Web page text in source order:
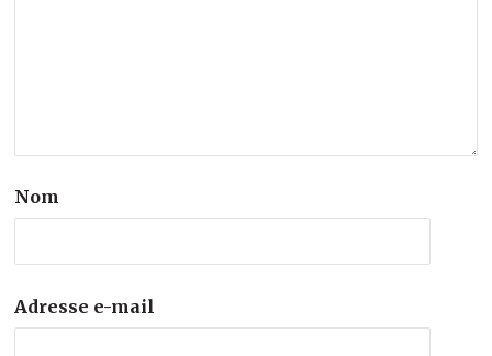
Nom
Adresse e-mail